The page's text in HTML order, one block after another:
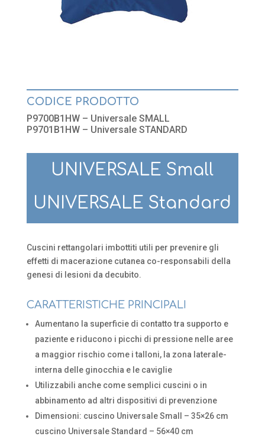
CODICE PRODOTTO
P9700B1HW – Universale SMALL
P9701B1HW – Universale STANDARD
UNIVERSALE Small
UNIVERSALE Standard
Cuscini rettangolari imbottiti utili per prevenire gli
effetti di macerazione cutanea co-responsabili della
genesi di lesioni da decubito.
CARATTERISTICHE PRINCIPALI
Aumentano la superficie di contatto tra supporto e
paziente e riducono i picchi di pressione nelle aree
a maggior rischio come i talloni, la zona laterale-
interna delle ginocchia e le caviglie
Utilizzabili anche come semplici cuscini o in
abbinamento ad altri dispositivi di prevenzione
Dimensioni: cuscino Universale Small – 35×26 cm
cuscino Universale Standard – 56×40 cm